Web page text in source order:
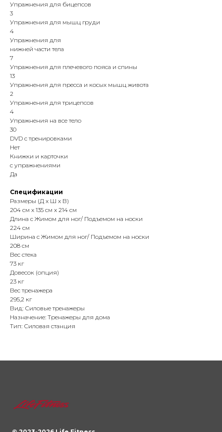
Упражнения для бицепсов
3
Упражнения для мышц груди
4
Упражнения для
нижней части тела
7
Упражнения для плечевого пояса и спины
13
Упражнения для пресса и косых мышц живота
2
Упражнения для трицепсов
4
Упражнения на все тело
30
DVD с тренировками
Нет
Книжки и карточки
с упражнениями
Да
Спецификации
Размеры (Д x Ш x В)
204 см x 135 см x 214 см
Длина с Жимом для ног/ Подъемом на носки
224 см
Ширина с Жимом для ног/ Подъемом на носки
208 см
Вес стека
73 кг
Довесок (опция)
23 кг
Вес тренажера
295,2 кг
Вид: Силовые тренажеры
Назначение: Тренажеры для дома
Тип: Силовая станция